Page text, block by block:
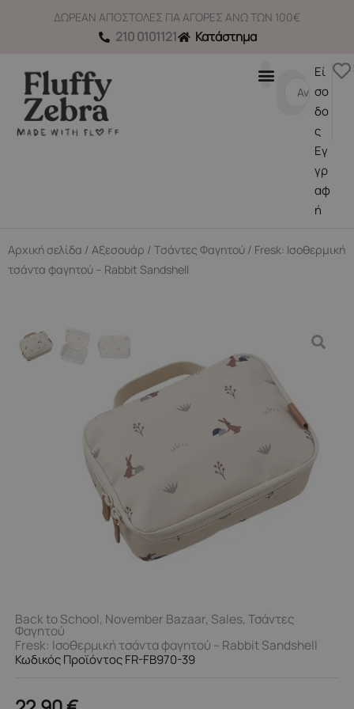
ΔΩΡΕΑΝ ΑΠΟΣΤΟΛΕΣ ΓΙΑ ΑΓΟΡΕΣ ΑΝΩ ΤΩΝ 100€
210 0101121 Κατάστημα
Search
Εί
σο
δο
ς
Εγ
γρ
αφ
ή
Αρχική σελίδα / Αξεσουάρ / Τσάντες Φαγητού / Fresk: Ισοθερμική
τσάντα φαγητού – Rabbit Sandshell
Back to School, November Bazaar, Sales, Τσάντες
Φαγητού
Fresk: Ισοθερμική τσάντα φαγητού – Rabbit Sandshell
Κωδικός Προϊόντος FR-FB970-39